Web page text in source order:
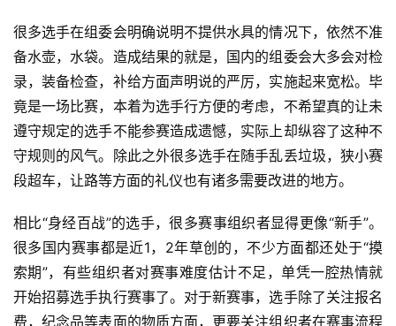
很多选手在组委会明确说明不提供水具的情况下，依然不准
备水壶，水袋。造成结果的就是，国内的组委会大多会对检
录，装备检查，补给方面声明说的严厉，实施起来宽松。毕
竟是一场比赛，本着为选手行方便的考虑，不希望真的让未
遵守规定的选手不能参赛造成遗憾，实际上却纵容了这种不
守规则的风气。除此之外很多选手在随手乱丢垃圾，狭小赛
段超车，让路等方面的礼仪也有诸多需要改进的地方。
相比“身经百战”的选手，很多赛事组织者显得更像“新手”。
很多国内赛事都是近1，2年草创的，不少方面都还处于“摸
索期”，有些组织者对赛事难度估计不足，单凭一腔热情就
开始招募选手执行赛事了。对于新赛事，选手除了关注报名
费，纪念品等表面的物质方面，更要关注组织者在赛事流程